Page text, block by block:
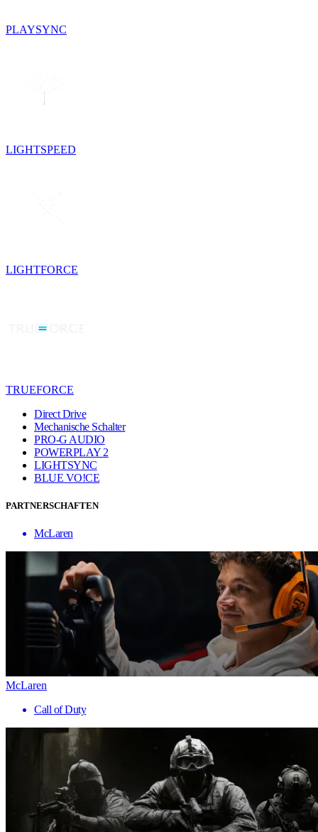
PLAYSYNC
LIGHTSPEED
LIGHTFORCE
TRUEFORCE
Direct Drive
Mechanische Schalter
PRO-G AUDIO
POWERPLAY 2
LIGHTSYNC
BLUE VO!CE
PARTNERSCHAFTEN
McLaren
McLaren
Call of Duty